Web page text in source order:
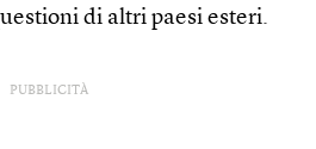
di altri paesi esteri.
PUBBLICITÀ